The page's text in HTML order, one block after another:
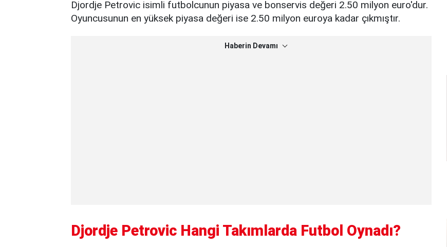
Djordje Petrovic isimli futbolcunun piyasa ve bonservis değeri 2.50 milyon euro'dur.
Oyuncusunun en yüksek piyasa değeri ise 2.50 milyon euroya kadar çıkmıştır.
Haberin Devamı
Djordje Petrovic Hangi Takımlarda Futbol Oynadı?